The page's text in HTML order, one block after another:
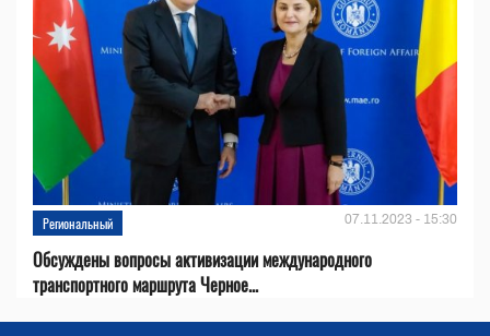
Региональный 07.11.2023 - 15:30
Обсуждены вопросы активизации международного
транспортного маршрута Черное...